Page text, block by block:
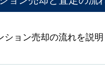
ション売却の流れを説明